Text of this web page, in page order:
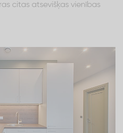
citas atsevišķas vienības